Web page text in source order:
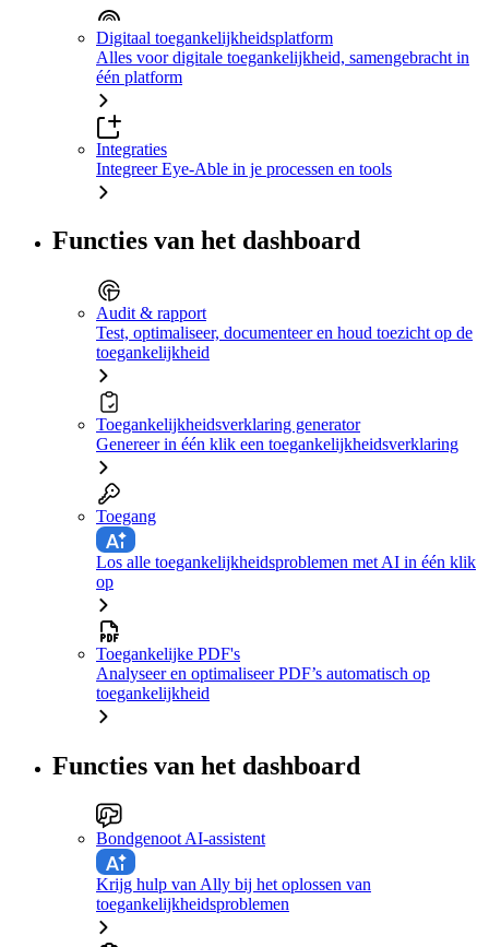
Digitaal toegankelijkheidsplatform
Alles voor digitale toegankelijkheid, samengebracht in
één platform
Integraties
Integreer Eye-Able in je processen en tools
Functies van het dashboard
Audit & rapport
Test, optimaliseer, documenteer en houd toezicht op de
toegankelijkheid
Toegankelijkheidsverklaring generator
Genereer in één klik een toegankelijkheidsverklaring
Toegang
Los alle toegankelijkheidsproblemen met AI in één klik
op
Toegankelijke PDF's
Analyseer en optimaliseer PDF’s automatisch op
toegankelijkheid
Functies van het dashboard
Bondgenoot AI-assistent
Krijg hulp van Ally bij het oplossen van
toegankelijkheidsproblemen